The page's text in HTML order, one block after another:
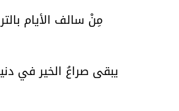
مِنْ سالف الأيام
يبقى صراعُ الخير في